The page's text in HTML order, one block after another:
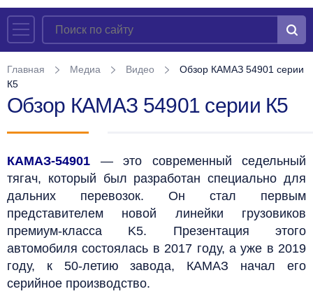
Главная Медиа Видео
Обзор КАМАЗ 54901 серии
К5
Обзор КАМАЗ 54901 серии К5
КАМАЗ-54901 — это современный седельный
тягач, который был разработан специально для
дальних перевозок. Он стал первым
представителем новой линейки грузовиков
премиум-класса K5. Презентация этого
автомобиля состоялась в 2017 году, а уже в 2019
году, к 50-летию завода, КАМАЗ начал его
серийное производство.